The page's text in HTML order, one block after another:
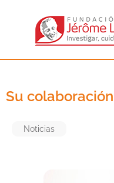
Su
Noticias